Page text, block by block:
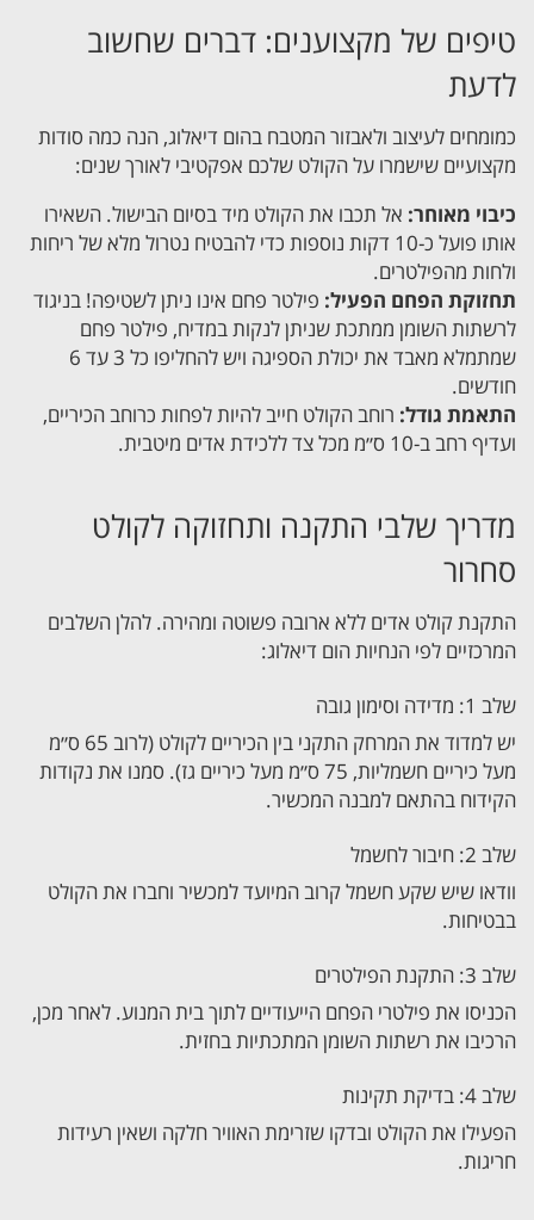
טיפים של מקצוענים: דברים שחשוב
לדעת
כמומחים לעיצוב ולאבזור המטבח בהום דיאלוג, הנה כמה סודות
מקצועיים שישמרו על הקולט שלכם אפקטיבי לאורך שנים:
כיבוי מאוחר: אל תכבו את הקולט מיד בסיום הבישול. השאירו
אותו פועל כ-10 דקות נוספות כדי להבטיח נטרול מלא של ריחות
ולחות מהפילטרים.
תחזוקת הפחם הפעיל: פילטר פחם אינו ניתן לשטיפה! בניגוד
לרשתות השומן ממתכת שניתן לנקות במדיח, פילטר פחם
שמתמלא מאבד את יכולת הספיגה ויש להחליפו כל 3 עד 6
חודשים.
התאמת גודל: רוחב הקולט חייב להיות לפחות כרוחב הכיריים,
ועדיף רחב ב-10 ס״מ מכל צד ללכידת אדים מיטבית.
מדריך שלבי התקנה ותחזוקה לקולט
סחרור
התקנת קולט אדים ללא ארובה פשוטה ומהירה. להלן השלבים
המרכזיים לפי הנחיות הום דיאלוג:
שלב 1: מדידה וסימון גובה
יש למדוד את המרחק התקני בין הכיריים לקולט (לרוב 65 ס״מ
מעל כיריים חשמליות, 75 ס״מ מעל כיריים גז). סמנו את נקודות
הקידוח בהתאם למבנה המכשיר.
שלב 2: חיבור לחשמל
וודאו שיש שקע חשמל קרוב המיועד למכשיר וחברו את הקולט
בבטיחות.
שלב 3: התקנת הפילטרים
הכניסו את פילטרי הפחם הייעודיים לתוך בית המנוע. לאחר מכן,
הרכיבו את רשתות השומן המתכתיות בחזית.
שלב 4: בדיקת תקינות
הפעילו את הקולט ובדקו שזרימת האוויר חלקה ושאין רעידות
חריגות.